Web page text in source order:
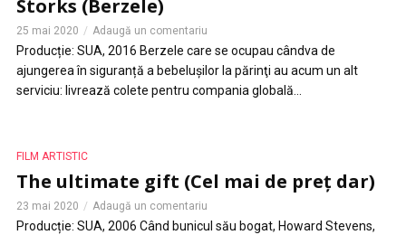
Storks (Berzele)
25 mai 2020 Adaugă un comentariu
Producție: SUA, 2016 Berzele care se ocupau cândva de
ajungerea în siguranță a bebeluşilor la părinţi au acum un alt
serviciu: livrează colete pentru compania globală...
FILM ARTISTIC
The ultimate gift (Cel mai de preț dar)
23 mai 2020 Adaugă un comentariu
Producție: SUA, 2006 Când bunicul său bogat, Howard Stevens,